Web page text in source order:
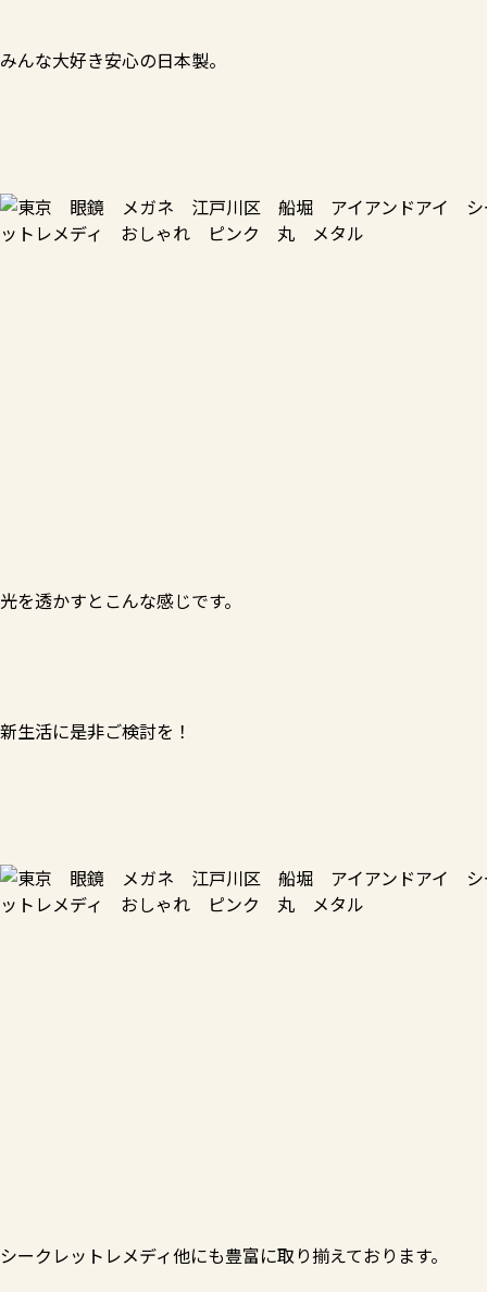
みんな大好き安心の日本製。
光を透かすとこんな感じです。
新生活に是非ご検討を！
シークレットレメディ他にも豊富に取り揃えております。